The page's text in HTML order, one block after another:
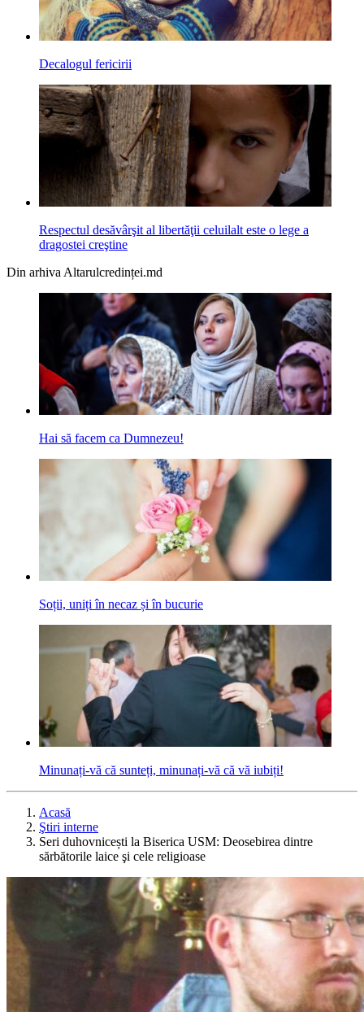
Decalogul fericirii
Respectul desăvârşit al libertăţii celuilalt este o lege a
dragostei creştine
Din arhiva Altarulcredinței.md
Hai să facem ca Dumnezeu!
Soții, uniți în necaz și în bucurie
Minunați-vă că sunteți, minunați-vă că vă iubiți!
Acasă
Ştiri interne
Seri duhovnicești la Biserica USM: Deosebirea dintre
sărbătorile laice şi cele religioase